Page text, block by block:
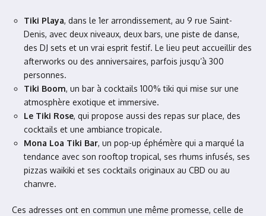
Tiki Playa, dans le 1er arrondissement, au 9 rue Saint-
Denis, avec deux niveaux, deux bars, une piste de danse,
des DJ sets et un vrai esprit festif. Le lieu peut accueillir des
afterworks ou des anniversaires, parfois jusqu’à 300
personnes.
Tiki Boom, un bar à cocktails 100% tiki qui mise sur une
atmosphère exotique et immersive.
Le Tiki Rose, qui propose aussi des repas sur place, des
cocktails et une ambiance tropicale.
Mona Loa Tiki Bar, un pop-up éphémère qui a marqué la
tendance avec son rooftop tropical, ses rhums infusés, ses
pizzas waikiki et ses cocktails originaux au CBD ou au
chanvre.
Ces adresses ont en commun une même promesse, celle de